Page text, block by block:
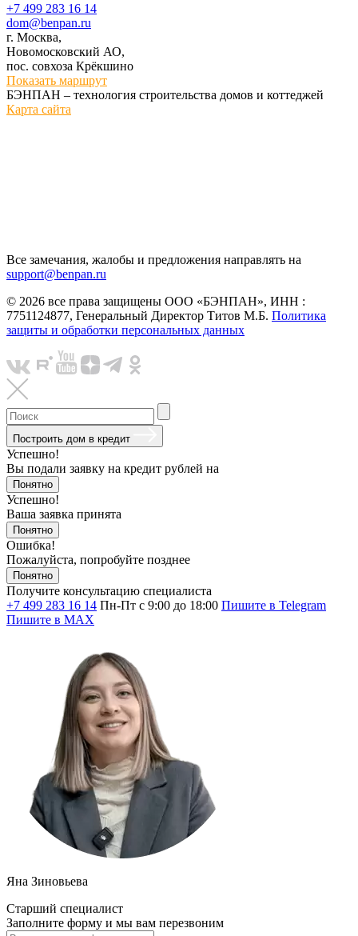
+7 499 283 16 14
dom@benpan.ru
г. Москва,
Новомосковский АО,
пос. совхоза Крёкшино
Показать маршрут
БЭНПАН – технология строительства домов и коттеджей
Карта сайта
Все замечания, жалобы и предложения направлять на
support@benpan.ru
© 2026 все права защищены ООО «БЭНПАН», ИНН :
7751124877, Генеральный Директор Титов М.Б. Политика
защиты и обработки персональных данных
Построить дом в кредит
Успешно!
Вы подали заявку на кредит рублей на
Понятно
Успешно!
Ваша заявка принята
Понятно
Ошибка!
Пожалуйста, попробуйте позднее
Понятно
Получите консультацию специалиста
+7 499 283 16 14 Пн-Пт с 9:00 до 18:00 Пишите в Telegram
Пишите в MAX
Яна Зиновьева
Старший специалист
Заполните форму и мы вам перезвоним